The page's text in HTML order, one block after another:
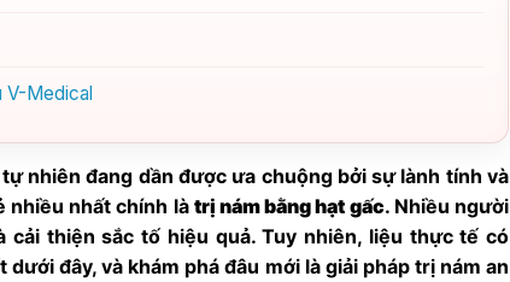
V-Medical
nhiên đang dần được ưa chuộng bởi sự lành tính và
nhiều nhất chính là trị nám bằng hạt gấc. Nhiều người
thiện sắc tố hiệu quả. Tuy nhiên, liệu thực tế có
đây, và khám phá đâu mới là giải pháp trị nám an